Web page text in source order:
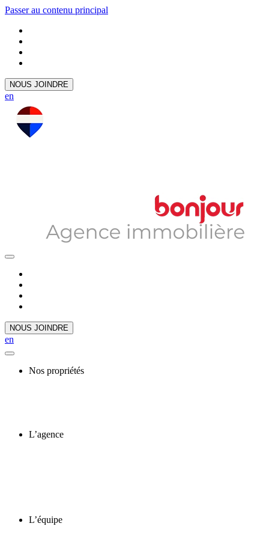
Passer au contenu principal
NOUS JOINDRE
en
NOUS JOINDRE
en
Nos propriétés
L’agence
L’équipe